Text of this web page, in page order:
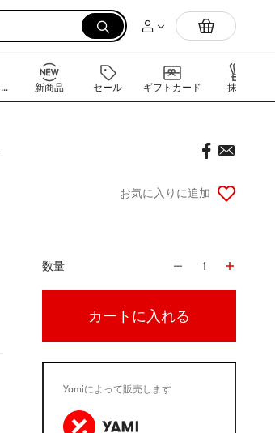
電気炊飯器
売れ筋ランキング 新商品 セール ギフトカード 抹茶
お気に入りに追加
数量 1
カートに入れる
Yamiによって販売します